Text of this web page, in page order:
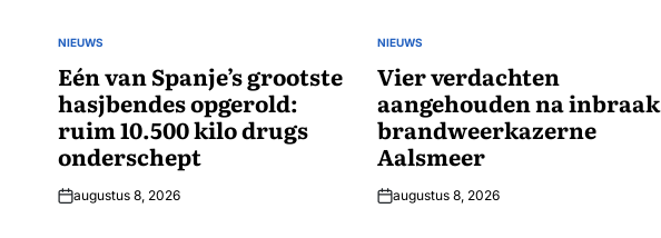
GEPLAATST
NIEUWS
Eén van Spanje’s grootste
hasjbendes opgerold:
ruim 10.500 kilo drugs
onderschept
augustus 8, 2026
GEPLAATST
NIEUWS
Vier verdachten
aangehouden na inbraak
brandweerkazerne
Aalsmeer
augustus 8, 2026